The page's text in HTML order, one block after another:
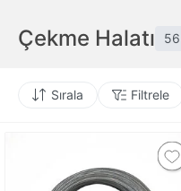
Çekme Halatı
Sırala Filtrele